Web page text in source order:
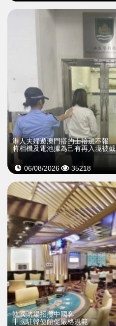
​港人夫婦遊澳門搭的士拾遺不報
將相機及電池據為己有再入境被截
06/08/2026 35218
韓國賭場招攬中國客
中國駐韓使館促嚴格規範